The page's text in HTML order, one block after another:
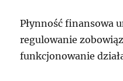
Płynność finansowa
regulowanie
funkcjonowanie